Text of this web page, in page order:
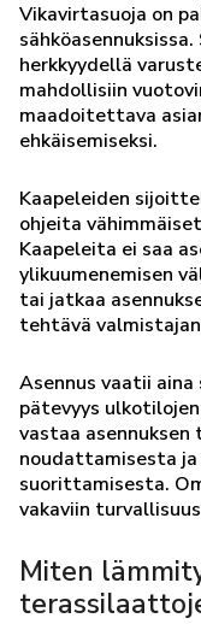
Vikavirtasuoja on
herkkyydellä
mahdollisiin
maadoitettava
ehkäisemiseksi.
Kaapeleiden
ohjeita
Kaapeleita ei saa
ylikuumenemisen
tai jatkaa
tehtävä
Asennus vaatii
pätevyys
vastaa
noudattamisesta
suorittamisesta.
vakaviin
Miten